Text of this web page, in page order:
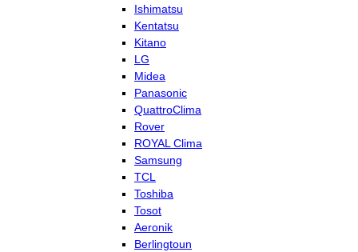
Ishimatsu
Kentatsu
Kitano
LG
Midea
Panasonic
QuattroClima
Rover
ROYAL Clima
Samsung
TCL
Toshiba
Tosot
Aeronik
Berlingtoun